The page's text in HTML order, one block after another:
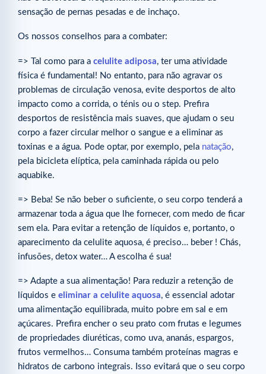
sensação de pernas pesadas e de inchaço.
Os nossos conselhos para a combater:
=> Tal como para a celulite adiposa, ter uma atividade
física é fundamental! No entanto, para não agravar os
problemas de circulação venosa, evite desportos de alto
impacto como a corrida, o ténis ou o step. Prefira
desportos de resistência mais suaves, que ajudam o seu
corpo a fazer circular melhor o sangue e a eliminar as
toxinas e a água. Pode optar, por exemplo, pela natação,
pela bicicleta elíptica, pela caminhada rápida ou pelo
aquabike.
=> Beba! Se não beber o suficiente, o seu corpo tenderá a
armazenar toda a água que lhe fornecer, com medo de ficar
sem ela. Para evitar a retenção de líquidos e, portanto, o
aparecimento da celulite aquosa, é preciso… beber ! Chás,
infusões, detox water… A escolha é sua!
=> Adapte a sua alimentação! Para reduzir a retenção de
líquidos e eliminar a celulite aquosa, é essencial adotar
uma alimentação equilibrada, muito pobre em sal e em
açúcares. Prefira encher o seu prato com frutas e legumes
de propriedades diuréticas, como uva, ananás, espargos,
frutos vermelhos… Consuma também proteínas magras e
hidratos de carbono integrais. Isso evitará que o seu corpo